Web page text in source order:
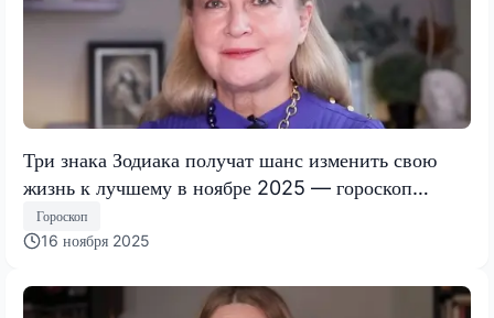
Три знака Зодиака получат шанс изменить свою
жизнь к лучшему в ноябре 2025 — гороскоп
Тамары Глобы
Гороскоп
16 ноября 2025